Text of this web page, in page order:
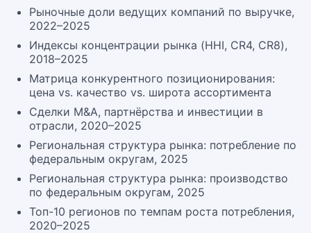
Рыночные доли ведущих компаний по выручке,
2022–2025
Индексы концентрации рынка (HHI, CR4, CR8),
2018–2025
Матрица конкурентного позиционирования:
цена vs. качество vs. широта ассортимента
Сделки M&A, партнёрства и инвестиции в
отрасли, 2020–2025
Региональная структура рынка: потребление по
федеральным округам, 2025
Региональная структура рынка: производство
по федеральным округам, 2025
Топ-10 регионов по темпам роста потребления,
2020–2025